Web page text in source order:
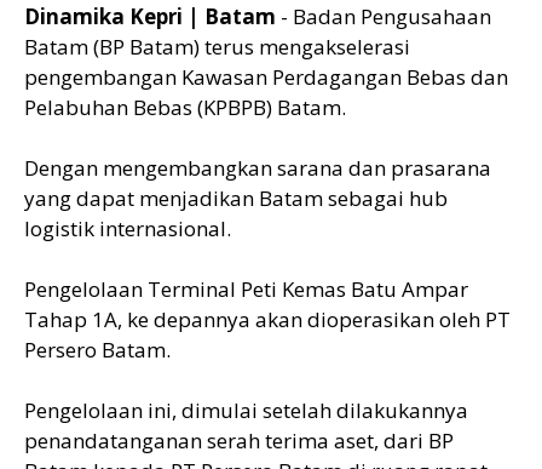
Dinamika Kepri | Batam - Badan Pengusahaan
Batam (BP Batam) terus mengakselerasi
pengembangan Kawasan Perdagangan Bebas dan
Pelabuhan Bebas (KPBPB) Batam.
Dengan mengembangkan sarana dan prasarana
yang dapat menjadikan Batam sebagai hub
logistik internasional.
Pengelolaan Terminal Peti Kemas Batu Ampar
Tahap 1A, ke depannya akan dioperasikan oleh PT
Persero Batam.
Pengelolaan ini, dimulai setelah dilakukannya
penandatanganan serah terima aset, dari BP